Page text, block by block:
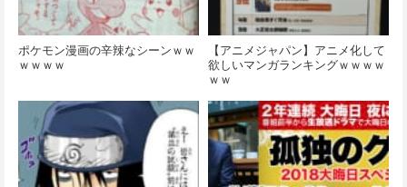
ポケモン漫画の辛辣なシーンｗｗ
ｗｗｗｗ
【アニメジャパン】アニメ化して
欲しいマンガランキングｗｗｗｗ
ｗｗ